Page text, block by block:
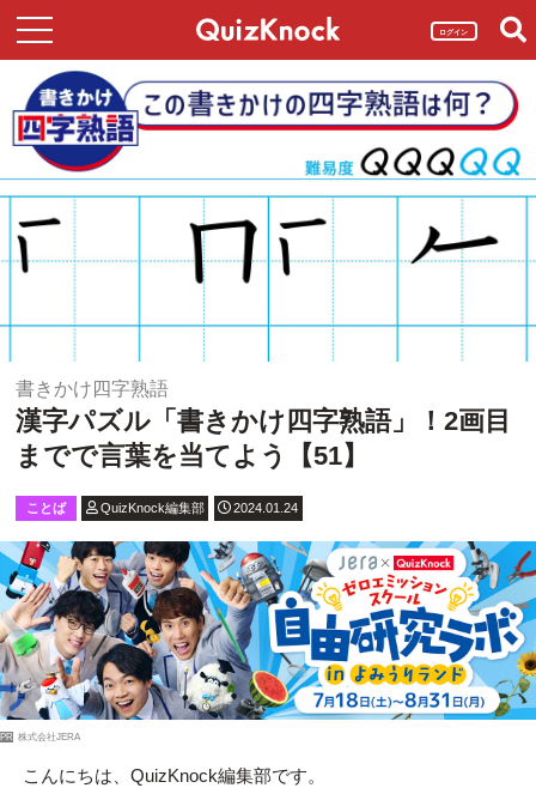
ログイン
書きかけ四字熟語
漢字パズル「書きかけ四字熟語」！2画目
までで言葉を当てよう【51】
ことば QuizKnock編集部 2024.01.24
PR 株式会社JERA
こんにちは、QuizKnock編集部です。